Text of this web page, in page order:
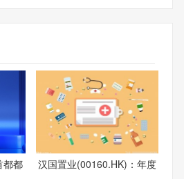
都都 汉国置业(00160.HK)：年度